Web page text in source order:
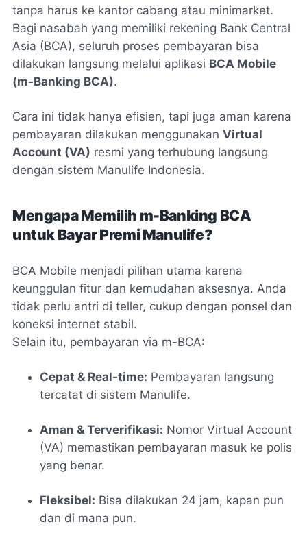
tanpa harus ke kantor cabang atau minimarket.
Bagi nasabah yang memiliki rekening Bank Central
Asia (BCA), seluruh proses pembayaran bisa
dilakukan langsung melalui aplikasi BCA Mobile
(m-Banking BCA).
Cara ini tidak hanya efisien, tapi juga aman karena
pembayaran dilakukan menggunakan Virtual
Account (VA) resmi yang terhubung langsung
dengan sistem Manulife Indonesia.
Mengapa Memilih m-Banking BCA
untuk Bayar Premi Manulife?
BCA Mobile menjadi pilihan utama karena
keunggulan fitur dan kemudahan aksesnya. Anda
tidak perlu antri di teller, cukup dengan ponsel dan
koneksi internet stabil.
Selain itu, pembayaran via m-BCA:
Cepat & Real-time: Pembayaran langsung
tercatat di sistem Manulife.
Aman & Terverifikasi: Nomor Virtual Account
(VA) memastikan pembayaran masuk ke polis
yang benar.
Fleksibel: Bisa dilakukan 24 jam, kapan pun
dan di mana pun.